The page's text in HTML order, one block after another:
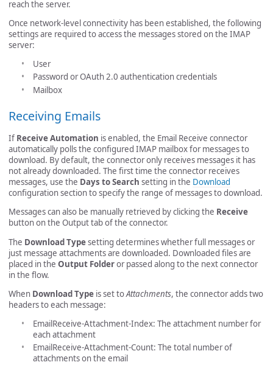
reach the server.
Once network-level connectivity has been established, the following
settings are required to access the messages stored on the IMAP
server:
User
Password or OAuth 2.0 authentication credentials
Mailbox
Receiving Emails
If Receive Automation is enabled, the Email Receive connector
automatically polls the configured IMAP mailbox for messages to
download. By default, the connector only receives messages it has
not already downloaded. The first time the connector receives
messages, use the Days to Search setting in the Download
configuration section to specify the range of messages to download.
Messages can also be manually retrieved by clicking the Receive
button on the Output tab of the connector.
The Download Typesetting determines whether full messages or
just message attachments are downloaded. Downloaded files are
placed in the Output Folderor passed along to the next connector
in the flow.
When Download Type is set toAttachments, the connector adds two
headers to each message:
EmailReceive-Attachment-Index: The attachment number for
each attachment
EmailReceive-Attachment-Count: The total number of
attachments on the email